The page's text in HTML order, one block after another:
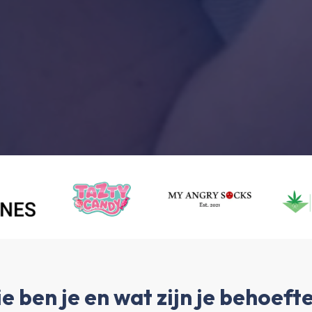
ben je en wat zijn je